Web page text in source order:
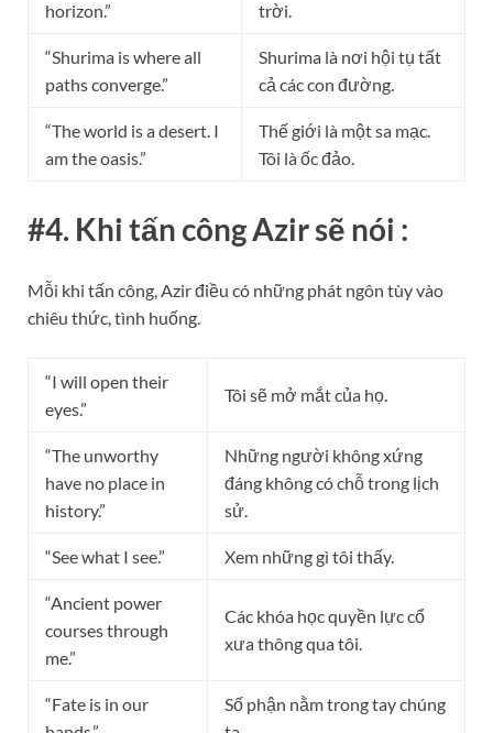
horizon.”
trời.
“Shurima is where all
paths converge.”
Shurima là nơi hội tụ tất
cả các con đường.
“The world is a desert. I
am the oasis.”
Thế giới là một sa mạc.
Tôi là ốc đảo.
#4. Khi tấn công Azir sẽ nói :
Mỗi khi tấn công, Azir điều có những phát ngôn tùy vào
chiêu thức, tình huống.
“I will open their
eyes.”
Tôi sẽ mở mắt của họ.
“The unworthy
have no place in
history.”
Những người không xứng
đáng không có chỗ trong lịch
sử.
“See what I see.” Xem những gì tôi thấy.
“Ancient power
courses through
me.”
Các khóa học quyền lực cổ
xưa thông qua tôi.
“Fate is in our
Số phận nằm trong tay chúng